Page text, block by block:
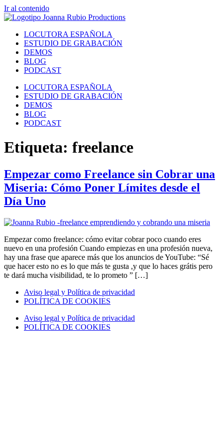
Ir al contenido
LOCUTORA ESPAÑOLA
ESTUDIO DE GRABACIÓN
DEMOS
BLOG
PODCAST
LOCUTORA ESPAÑOLA
ESTUDIO DE GRABACIÓN
DEMOS
BLOG
PODCAST
Etiqueta: freelance
Empezar como Freelance sin Cobrar una
Miseria: Cómo Poner Límites desde el
Día Uno
Empezar como freelance: cómo evitar cobrar poco cuando eres
nuevo en una profesión Cuando empiezas en una profesión nueva,
hay una frase que aparece más que los anuncios de YouTube: “Sé
que hacer esto no es lo que más te gusta ,y que lo haces grátis pero
te dará mucha visibilidad, te lo prometo ” […]
Aviso legal y Política de privacidad
POLÍTICA DE COOKIES
Aviso legal y Política de privacidad
POLÍTICA DE COOKIES